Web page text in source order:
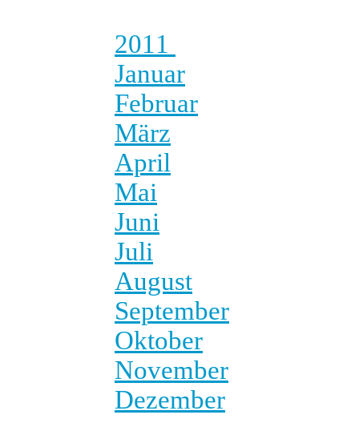
2011
Januar
Februar
März
April
Mai
Juni
Juli
August
September
Oktober
November
Dezember